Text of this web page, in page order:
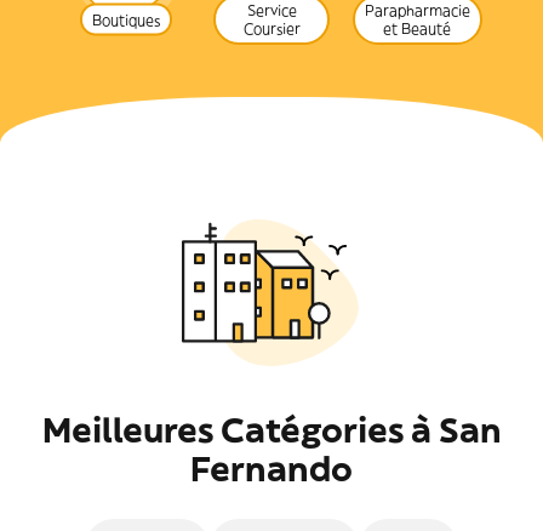
Boutiques
Service
Coursier
Parapharmacie
et Beauté
Meilleures Catégories à San
Fernando